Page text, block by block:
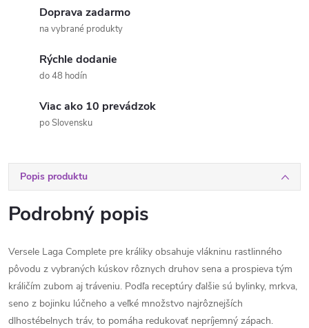
Doprava zadarmo
na vybrané produkty
Rýchle dodanie
do 48 hodín
Viac ako 10 prevádzok
po Slovensku
Popis produktu
Podrobný popis
Versele Laga Complete pre králiky obsahuje vlákninu rastlinného
pôvodu z vybraných kúskov rôznych druhov sena a prospieva tým
králičím zubom aj tráveniu. Podľa receptúry ďalšie sú bylinky, mrkva,
seno z bojinku lúčneho a veľké množstvo najrôznejších
dlhostébelnych tráv, to pomáha redukovať nepríjemný zápach.